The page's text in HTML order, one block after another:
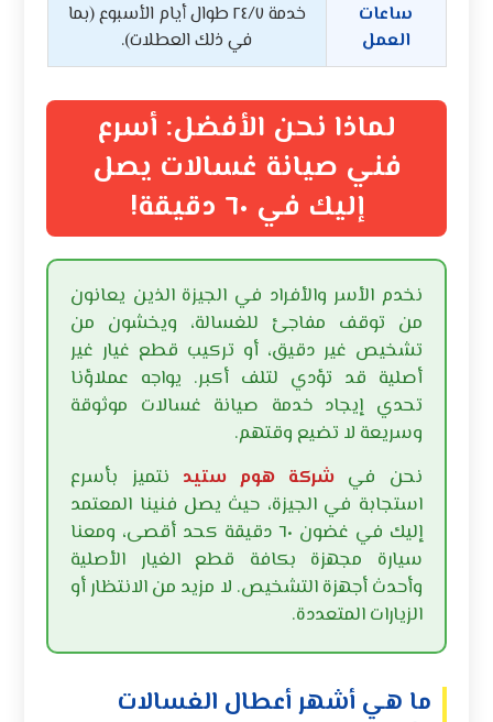
ساعات
العمل
خدمة ٢٤/٧ طوال أيام الأسبوع (بما
في ذلك العطلات).
لماذا نحن الأفضل: أسرع
فني صيانة غسالات يصل
إليك في ٦٠ دقيقة!
نخدم الأسر والأفراد في الجيزة الذين يعانون
من توقف مفاجئ للغسالة، ويخشون من
تشخيص غير دقيق، أو تركيب قطع غيار غير
أصلية قد تؤدي لتلف أكبر. يواجه عملاؤنا
تحدي إيجاد خدمة صيانة غسالات موثوقة
وسريعة لا تضيع وقتهم.
نحن في شركة هوم ستيد نتميز بأسرع
استجابة في الجيزة، حيث يصل فنينا المعتمد
إليك في غضون ٦٠ دقيقة كحد أقصى، ومعنا
سيارة مجهزة بكافة قطع الغيار الأصلية
وأحدث أجهزة التشخيص. لا مزيد من الانتظار أو
الزيارات المتعددة.
ما هي أشهر أعطال الغسالات